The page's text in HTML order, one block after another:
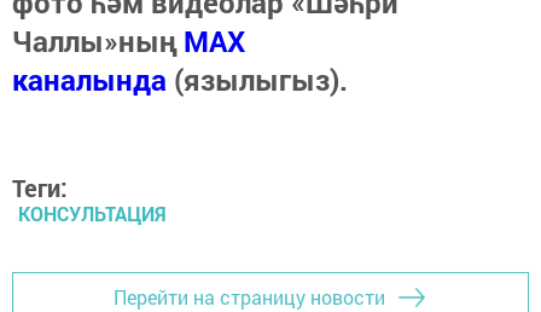
Чаллы»ныңMAX
каналында (язылыгыз).
Теги:
КОНСУЛЬТАЦИЯ
Перейти на страницу новости